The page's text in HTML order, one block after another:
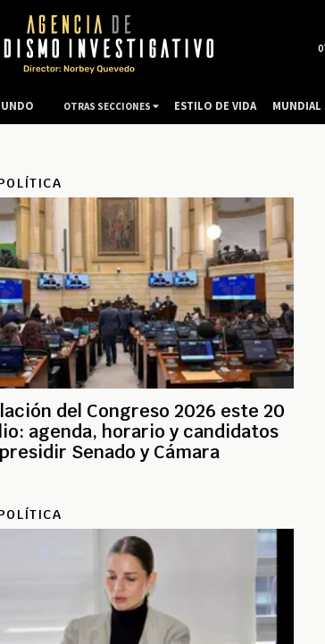
del Congreso 2026 este 20
agenda, horario y candidatos
Senado y Cámara
OTRAS SECCIONES ESTILO DE VIDA MUNDIAL